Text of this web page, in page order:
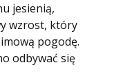
jesienią,
wzrost, który
pogodę.
odbywać się